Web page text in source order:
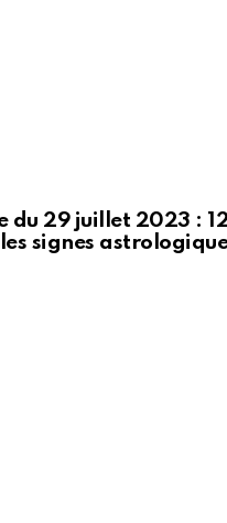
du 29 juillet 2023 :
signes